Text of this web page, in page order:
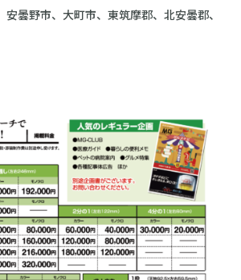
曇野市、大町市、東筑摩郡、北安曇郡、